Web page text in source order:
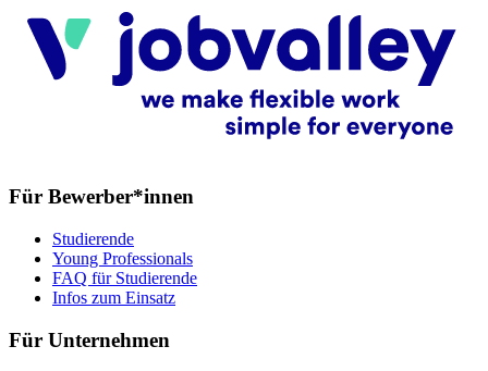
Für Bewerber*innen
Studierende
Young Professionals
FAQ für Studierende
Infos zum Einsatz
Für Unternehmen